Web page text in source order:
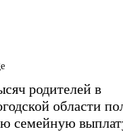
родителей в
области
семейную